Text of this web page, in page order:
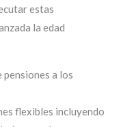
estas
la edad
pensiones a los
flexibles incluyendo